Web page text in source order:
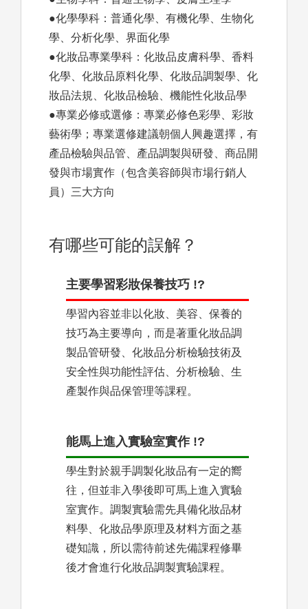
●化學學科：普通化學、有機化學、生物化
學、分析化學、界面化學
●化妝品專業學科：化妝品皮膚科學、香料
化學、化妝品原料化學、化妝品調製學、化
妝品法規、化妝品檢驗、機能性化妝品學
●專業必修或選修：專業必修色彩學、彩妝
藝術學；專業選修建議朝個人興趣選擇，有
產品檢驗與品管、產品調製與研發、商品開
發與市場實作（包含美容師與市場行銷人
員）三大方向
有哪些可能的誤解？
主要學習彩妝保養技巧 !?
學習內容並非以化妝、美容、保養的
技巧為主要導向，而是著重化妝品調
製品管研發、化妝品分析檢驗技術及
安全性與功能性評估、分析檢驗、生
產製作與品保管理等課程。
能馬上進入實驗室實作 !?
學生對於親手調製化妝品有一定的嚮
往，但並非入學後即可馬上進入實驗
室實作。調製實驗需先具備化妝品材
料學、化妝品學原理及材料方面之基
礎知識，所以需待前述先備課程修畢
後才會進行化妝品調製實驗課程。